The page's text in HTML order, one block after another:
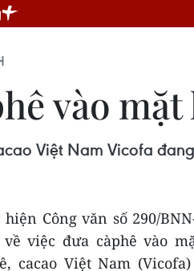
vào
Việt Nam Vicofa
hiện Công văn số 290/
việc đưa càphê vào
cacao Việt Nam